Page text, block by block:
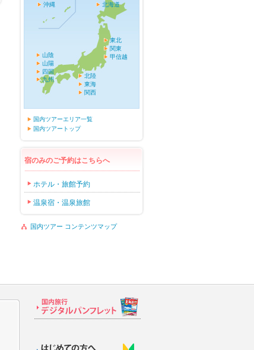
北海道
東北
関東
甲信越
北陸
東海
関西
山陰
山陽
四国
九州
沖縄
国内ツアーエリア一覧
国内ツアートップ
宿のみのご予約はこちらへ
ホテル・旅館予約
温泉宿・温泉旅館
国内ツアー コンテンツマップ